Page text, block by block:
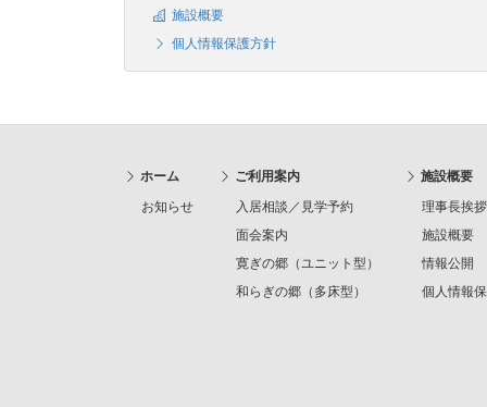
施設概要
個人情報保護方針
ホーム
お知らせ
ご利用案内
入居相談／見学予約
面会案内
寛ぎの郷（ユニット型）
和らぎの郷（多床型）
施設概要
理事長挨拶
施設概要
情報公開
個人情報